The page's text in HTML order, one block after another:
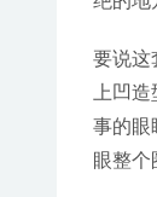
要说这
上凹
事的眼
眼整个